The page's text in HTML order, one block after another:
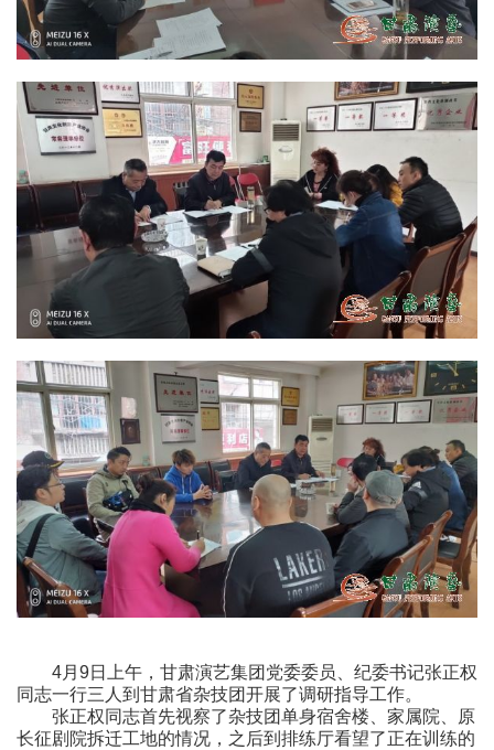
4月9日上午，甘肃演艺集团党委委员、纪委书记张正权
同志一行三人到甘肃省杂技团开展了调研指导工作。
张正权同志首先视察了杂技团单身宿舍楼、家属院、原
长征剧院拆迁工地的情况，之后到排练厅看望了正在训练的